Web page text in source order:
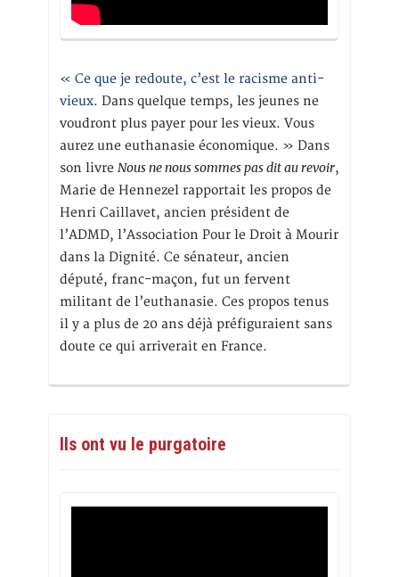
« Ce que je redoute, c’est le racisme anti-
vieux. Dans quelque temps, les jeunes ne
voudront plus payer pour les vieux. Vous
aurez une euthanasie économique. » Dans
son livre Nous ne nous sommes pas dit au revoir,
Marie de Hennezel rapportait les propos de
Henri Caillavet, ancien président de
l’ADMD, l’Association Pour le Droit à Mourir
dans la Dignité. Ce sénateur, ancien
député, franc-maçon, fut un fervent
militant de l’euthanasie. Ces propos tenus
il y a plus de 20 ans déjà préfiguraient sans
doute ce qui arriverait en France.
Ils ont vu le purgatoire